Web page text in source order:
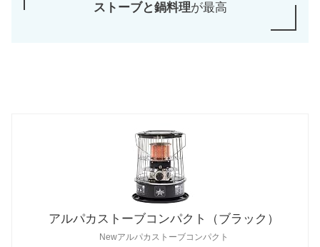
ストーブと鍋料理が最高
アルパカストーブコンパクト（ブラック）
Newアルパカストーブコンパクト